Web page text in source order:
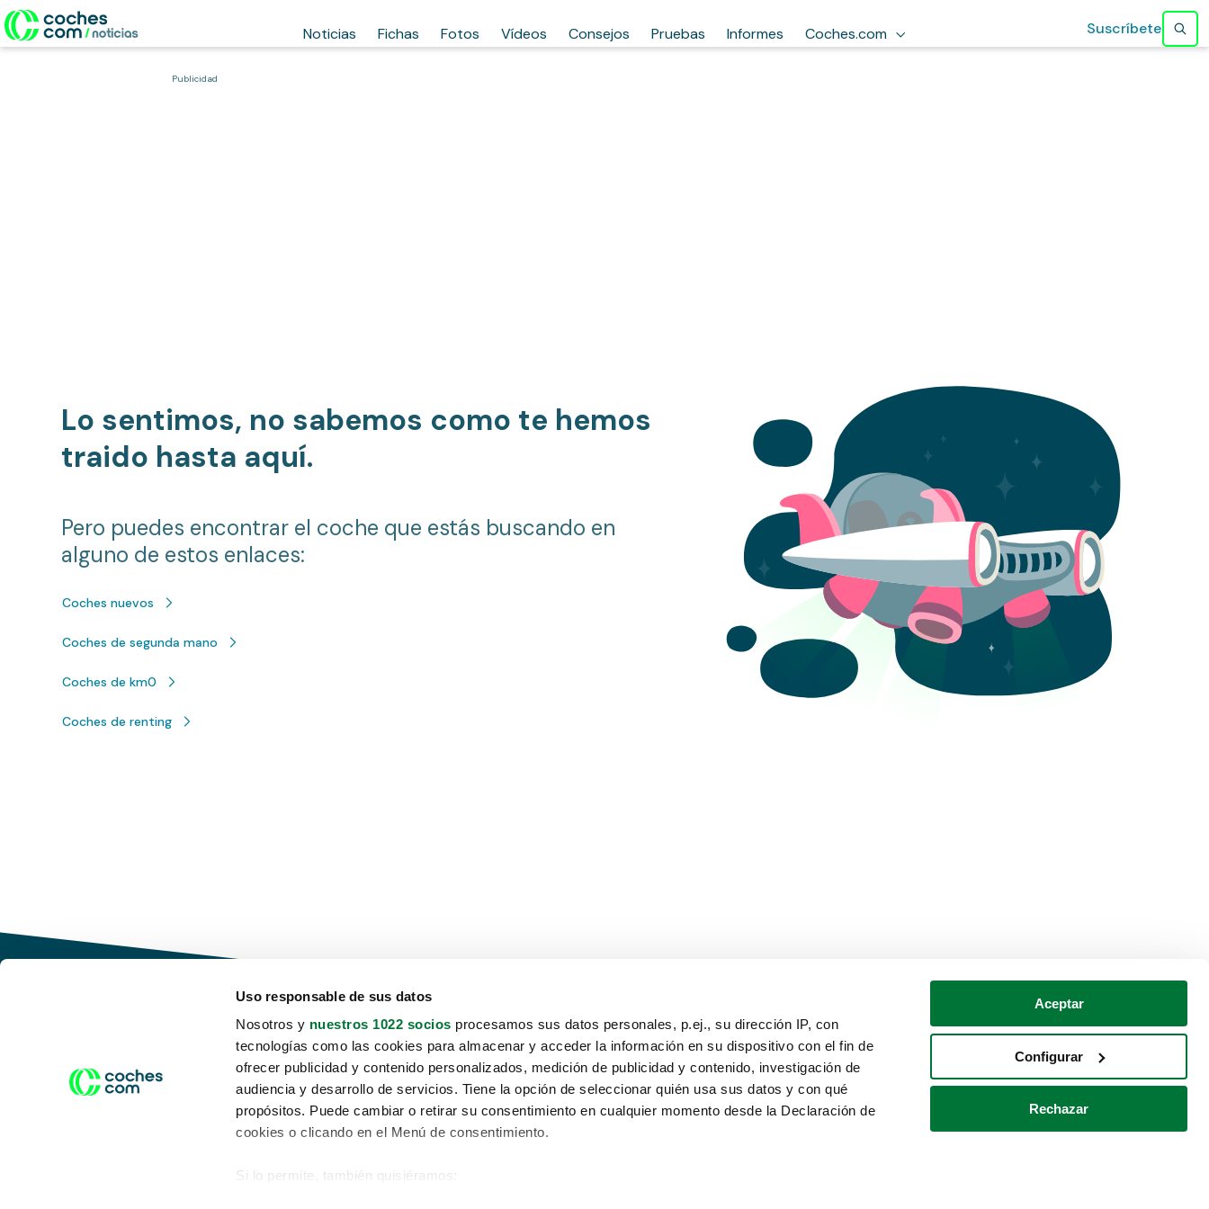
Uso responsable de sus datos
Nosotros y nuestros 1022 socios procesamos sus datos personales, p.ej., su dirección IP, con
tecnologías como las cookies para almacenar y acceder la información en su dispositivo con el fin de
ofrecer publicidad y contenido personalizados, medición de publicidad y contenido, investigación de
audiencia y desarrollo de servicios. Tiene la opción de seleccionar quién usa sus datos y con qué
propósitos. Puede cambiar o retirar su consentimiento en cualquier momento desde la Declaración de
cookies o clicando en el Menú de consentimiento.
Si lo permite, también quisiéramos:
Aceptar
Configurar
Rechazar
Noticias Fichas Fotos Vídeos Consejos Pruebas Informes Coches.com Suscríbete
Publicidad
Lo sentimos, no sabemos como te hemos
traido hasta aquí.
Pero puedes encontrar el coche que estás buscando en
alguno de estos enlaces:
Coches nuevos
Coches de segunda mano
Coches de km0
Coches de renting
Conduce tu futuro,
desata tu movilidad